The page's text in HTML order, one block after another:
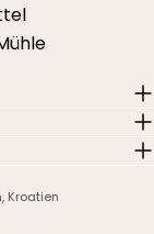
Kroatien